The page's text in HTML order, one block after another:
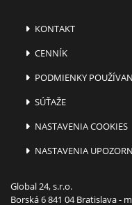
KONTAKT
CENNÍK
PODMIENKY
SÚŤAŽE
NASTAVENIA COOKIES
NASTAVENIA
Global 24, s.r.o.
Borská 6 841 04 Bratislava -